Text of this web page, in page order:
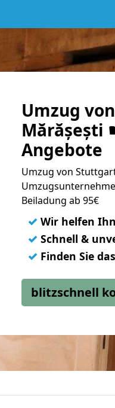
Umzug
Mărășești
Angebote
Umzug von
Beiladung ab 95€
✓ Wir helfen
✓ Schnell &
✓ Finden Sie
blitzschnell